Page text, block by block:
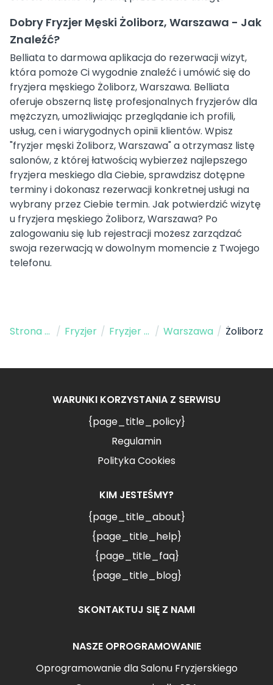
Dobry Fryzjer Męski Żoliborz, Warszawa - Jak
Znaleźć?
Belliata to darmowa aplikacja do rezerwacji wizyt,
która pomoże Ci wygodnie znaleźć i umówić się do
fryzjera męskiego Żoliborz, Warszawa. Belliata
oferuje obszerną listę profesjonalnych fryzjerów dla
mężczyzn, umożliwiając przeglądanie ich profili,
usług, cen i wiarygodnych opinii klientów. Wpisz
"fryzjer męski Żoliborz, Warszawa" a otrzymasz listę
salonów, z której łatwością wybierzeż najlepszego
fryzjera meskiego dla Ciebie, sprawdzisz dotępne
terminy i dokonasz rezerwacji konkretnej usługi na
wybrany przez Ciebie termin. Jak potwierdzić wizytę
u fryzjera męskiego Żoliborz, Warszawa? Po
zalogowaniu się lub rejestracji możesz zarządzać
swoja rezerwacją w dowolnym momencie z Twojego
telefonu.
Strona Główna / Fryzjer / Fryzjer Męski / Warszawa / Żoliborz
WARUNKI KORZYSTANIA Z SERWISU
{page_title_policy}
Regulamin
Polityka Cookies
KIM JESTEŚMY?
{page_title_about}
{page_title_help}
{page_title_faq}
{page_title_blog}
SKONTAKTUJ SIĘ Z NAMI
NASZE OPROGRAMOWANIE
Oprogramowanie dla Salonu Fryzjerskiego